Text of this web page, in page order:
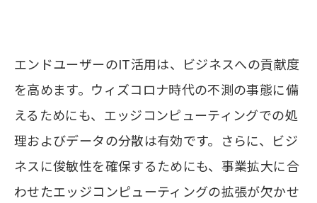
エンドユーザーのIT活用は、ビジネスへの貢献度
を高めます。ウィズコロナ時代の不測の事態に備
えるためにも、エッジコンピューティングでの処
理およびデータの分散は有効です。さらに、ビジ
ネスに俊敏性を確保するためにも、事業拡大に合
わせたエッジコンピューティングの拡張が欠かせ